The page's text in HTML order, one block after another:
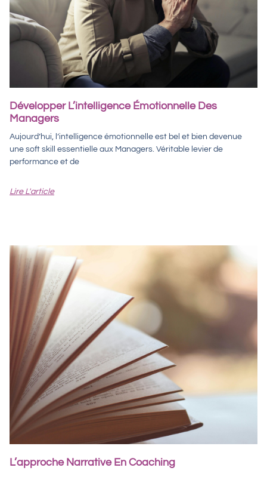
Développer L’intelligence Émotionnelle Des
Managers
Aujourd’hui, l’intelligence émotionnelle est bel et bien devenue
une soft skill essentielle aux Managers. Véritable levier de
performance et de
Lire L'article
L’approche Narrative En Coaching